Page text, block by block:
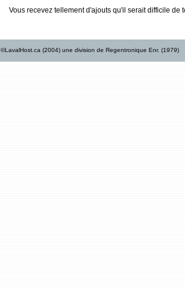
Vous recevez tellement d'ajouts qu'il serait difficile
©LavalHost.ca (2004) une division de Regentronique Enr. (1979)